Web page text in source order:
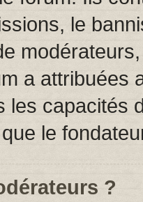
le
a attribuées
les capacités
le
?